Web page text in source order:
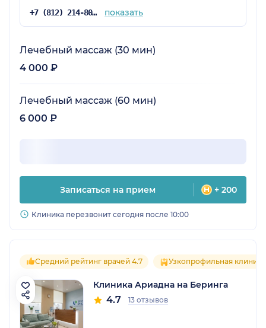
+7 (812) 214-80-69 показать
Лечебный массаж (30 мин)
4 000 ₽
Лечебный массаж (60 мин)
6 000 ₽
Записаться на прием + 200
Клиника перезвонит сегодня после 10:00
Средний рейтинг врачей 4.7 Узкопрофильная клиника
Клиника Ариадна на Беринга
4.7 13 отзывов